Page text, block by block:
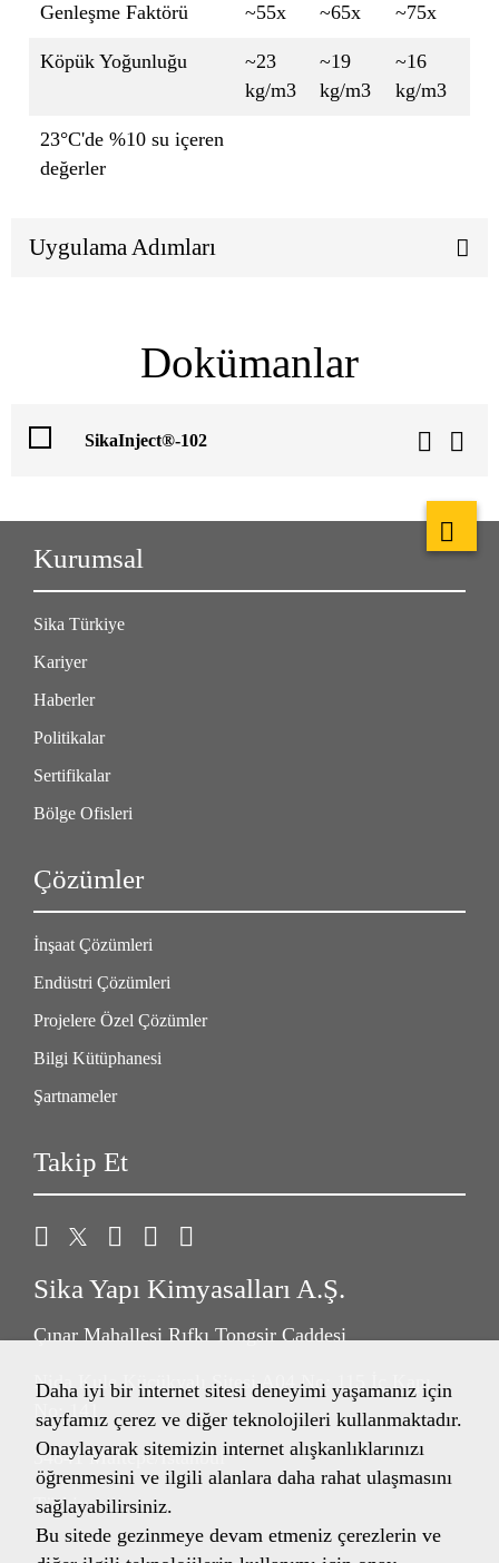
Genleşme Faktörü ~55x ~65x ~75x
Köpük Yoğunluğu
~23
kg/m3
~19
kg/m3
~16
kg/m3
23°C'de %10 su içeren
değerler
Uygulama Adımları
Dokümanlar
SikaInject®-102
Kurumsal
Sika Türkiye
Kariyer
Haberler
Politikalar
Sertifikalar
Bölge Ofisleri
Çözümler
İnşaat Çözümleri
Endüstri Çözümleri
Projelere Özel Çözümler
Bilgi Kütüphanesi
Şartnameler
Takip Et
Sika Yapı Kimyasalları A.Ş.
Çınar Mahallesi Rıfkı Tongsir Caddesi
Nida Kule Küçükyalı Sitesi A04 No: 115 İç Kapı
No: 141
34841 Maltepe/İstanbul
Türkiye
Daha iyi bir internet sitesi deneyimi yaşamanız için
sayfamız çerez ve diğer teknolojileri kullanmaktadır.
Onaylayarak sitemizin internet alışkanlıklarınızı
öğrenmesini ve ilgili alanlara daha rahat ulaşmasını
sağlayabilirsiniz.
Bu sitede gezinmeye devam etmeniz çerezlerin ve